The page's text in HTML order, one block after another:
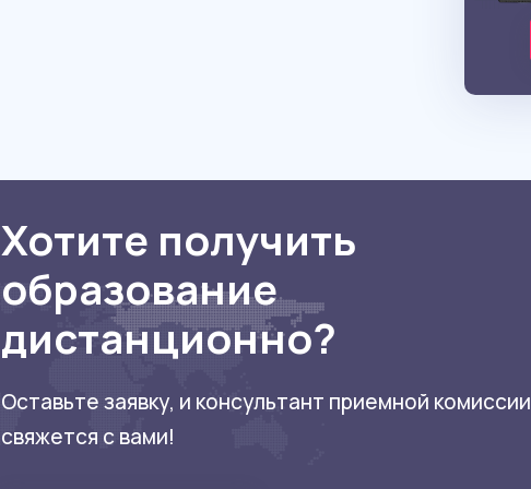
Хотите получить
образование
дистанционно?
Оставьте заявку, и консультант приемной комиссии
свяжется с вами!